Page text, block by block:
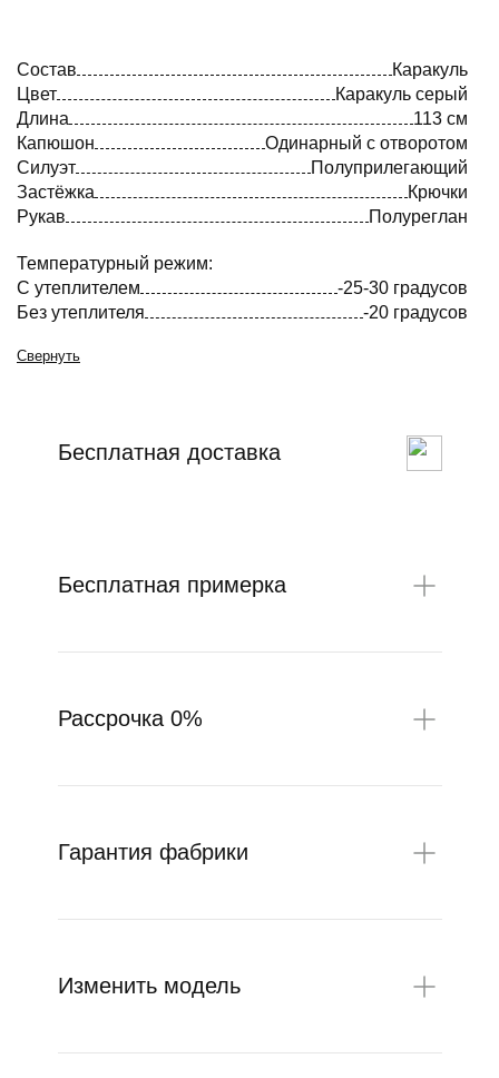
Состав
Каракуль
Цвет
Каракуль серый
Длина
113 см
Капюшон
Одинарный с отворотом
Силуэт
Полуприлегающий
Застёжка
Крючки
Рукав
Полуреглан
Температурный режим:
С утеплителем
-25-30 градусов
Без утеплителя
-20 градусов
Свернуть
Бесплатная доставка
Бесплатная примерка
Рассрочка 0%
Гарантия фабрики
Изменить модель